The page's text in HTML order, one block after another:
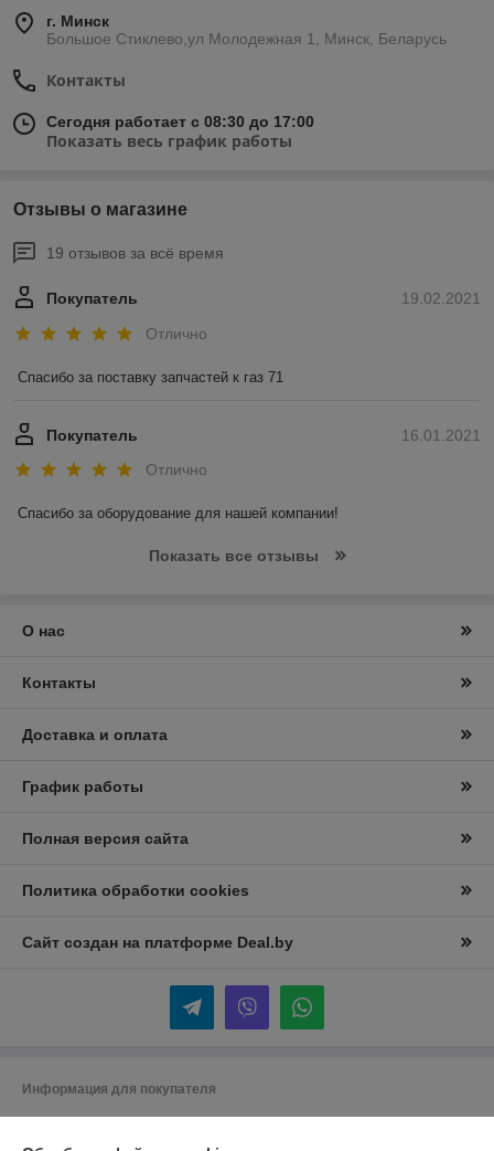
г. Минск
Большое Стиклево,ул Молодежная 1, Минск, Беларусь
Контакты
Сегодня работает с 08:30 до 17:00
Показать весь график работы
Отзывы о магазине
19 отзывов за всё время
19.02.2021
Покупатель
Отлично
Спасибо за поставку запчастей к газ 71
16.01.2021
Покупатель
Отлично
Спасибо за оборудование для нашей компании!
Показать все отзывы
О нас
Контакты
Доставка и оплата
График работы
Полная версия сайта
Политика обработки cookies
Сайт создан на платформе Deal.by
Информация для покупателя